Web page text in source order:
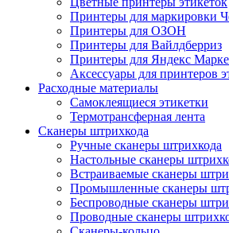
Принтеры для маркировки
Принтеры для ОЗОН
Принтеры для Вайлдберриз
Принтеры для Яндекс
Аксессуары для принтеров
Расходные материалы
Самоклеящиеся этикетки
Термотрансферная лента
Сканеры штрихкода
Ручные сканеры штрихкода
Настольные сканеры
Встраиваемые сканеры
Промышленные сканеры
Беспроводные сканеры
Проводные сканеры